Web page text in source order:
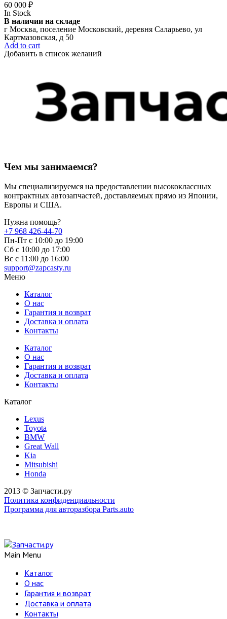
60 000 ₽
In Stock
В наличии на складе
г Москва, поселение Московский, деревня Саларьево, ул
Картмазовская, д 50
Add to cart
Добавить в список желаний
Чем мы занимаемся?
Мы специализируемся на предоставлении высококлассных
контрактных автозапчастей, доставляемых прямо из Японии,
Европы и США.
Нужна помощь?
+7 968 426-44-70
Пн-Пт с 10:00 до 19:00
Сб с 10:00 до 17:00
Вс c 11:00 до 16:00
support@zapcasty.ru
Меню
Каталог
О нас
Гарантия и возврат
Доставка и оплата
Контакты
Каталог
О нас
Гарантия и возврат
Доставка и оплата
Контакты
Каталог
Lexus
Toyota
BMW
Great Wall
Kia
Mitsubishi
Honda
2013 © Запчасти.ру
Политика конфиденциальности
Программа для авторазбора Parts.auto
Main Menu
Каталог
О нас
Гарантия и возврат
Доставка и оплата
Контакты